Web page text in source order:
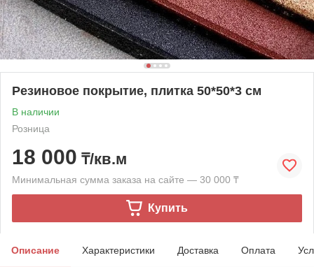
Резиновое покрытие, плитка 50*50*3 см
В наличии
Розница
18 000 ₸/кв.м
Минимальная сумма заказа на сайте — 30 000 ₸
Купить
Описание Характеристики Доставка Оплата